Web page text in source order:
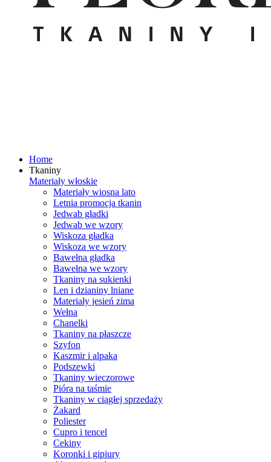
Home
Tkaniny
Materiały włoskie
Materiały wiosna lato
Letnia promocja tkanin
Jedwab gładki
Jedwab we wzory
Wiskoza gładka
Wiskoza we wzory
Bawełna gładka
Bawełna we wzory
Tkaniny na sukienki
Len i dzianiny lniane
Materiały jesień zima
Wełna
Chanelki
Tkaniny na płaszcze
Szyfon
Kaszmir i alpaka
Podszewki
Tkaniny wieczorowe
Pióra na taśmie
Tkaniny w ciągłej sprzedaży
Żakard
Poliester
Cupro i tencel
Cekiny
Koronki i gipiury